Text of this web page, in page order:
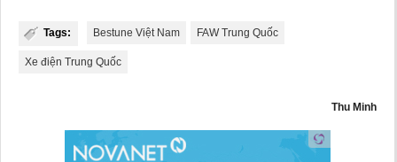
Tags: Bestune Việt Nam FAW Trung Quốc
Xe điện Trung Quốc
Thu Minh